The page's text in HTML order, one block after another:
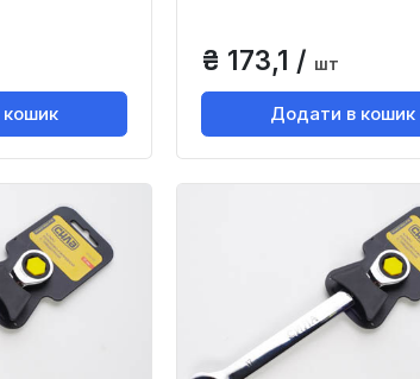
₴ 173,1 / шт
Додати в кошик